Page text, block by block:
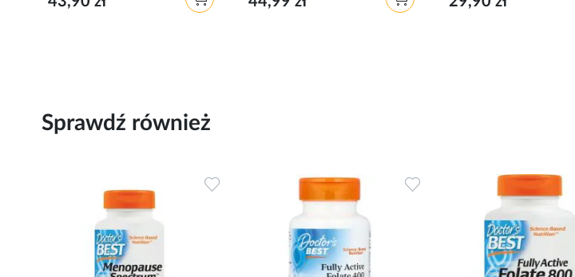
Sprawdź również
Dodaj Dodaj